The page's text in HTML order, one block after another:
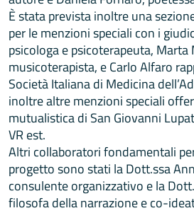
È stata prevista inoltre una
per le menzioni speciali con i
psicologa e psicoterapeuta,
musicoterapista, e Carlo Alfaro
Società Italiana di Medicina
inoltre altre menzioni speciali
mutualistica di San Giovanni
VR est.
Altri collaboratori fondamentali
progetto sono stati la Dott.ssa
consulente organizzativo e la
filosofa della narrazione e co-